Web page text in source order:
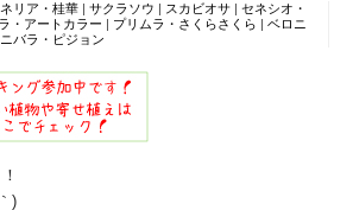
リア・桂華 | サクラソウ | スカビオサ | セネシオ・
・アートカラー | プリムラ・さくらさくら | ベロニ
ニバラ・ピジョン
)